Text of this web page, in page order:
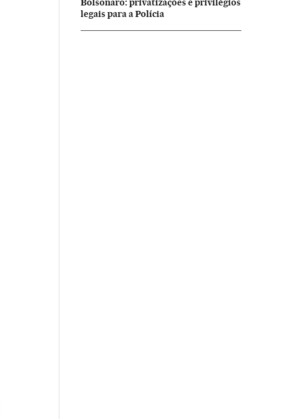
Bolsonaro: privatizações e privilégios
legais para a Polícia